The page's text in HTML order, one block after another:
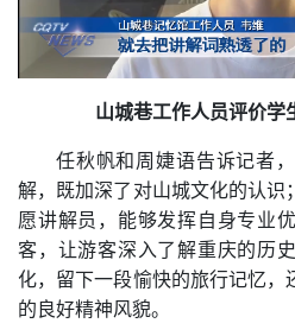
山城巷工作人员评价学
任秋帆和周婕语告诉记者
解， 既加深了对山城文化的认识
愿讲解员 ， 能够发挥自身专业
客， 让游客深入了解重庆的历
化， 留下一段愉快的旅行记忆，
的良好精神风貌。